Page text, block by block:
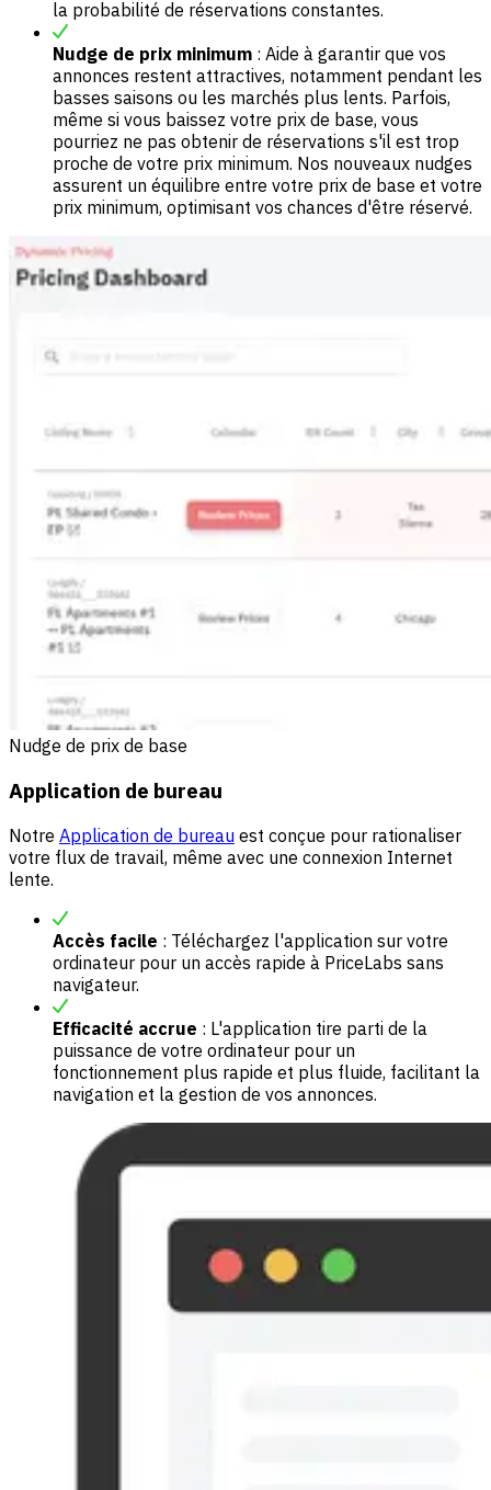
la probabilité de réservations constantes.
Nudge de prix minimum : Aide à garantir que vos
annonces restent attractives, notamment pendant les
basses saisons ou les marchés plus lents. Parfois,
même si vous baissez votre prix de base, vous
pourriez ne pas obtenir de réservations s'il est trop
proche de votre prix minimum. Nos nouveaux nudges
assurent un équilibre entre votre prix de base et votre
prix minimum, optimisant vos chances d'être réservé.
Nudge de prix de base
Application de bureau
Notre Application de bureau est conçue pour rationaliser
votre flux de travail, même avec une connexion Internet
lente.
Accès facile : Téléchargez l'application sur votre
ordinateur pour un accès rapide à PriceLabs sans
navigateur.
Efficacité accrue : L'application tire parti de la
puissance de votre ordinateur pour un
fonctionnement plus rapide et plus fluide, facilitant la
navigation et la gestion de vos annonces.